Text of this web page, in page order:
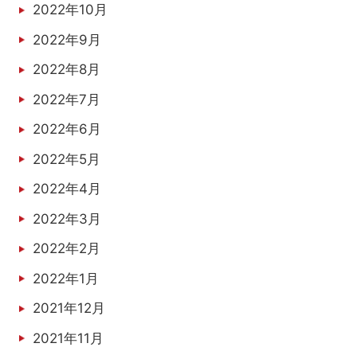
2022年10月
2022年9月
2022年8月
2022年7月
2022年6月
2022年5月
2022年4月
2022年3月
2022年2月
2022年1月
2021年12月
2021年11月